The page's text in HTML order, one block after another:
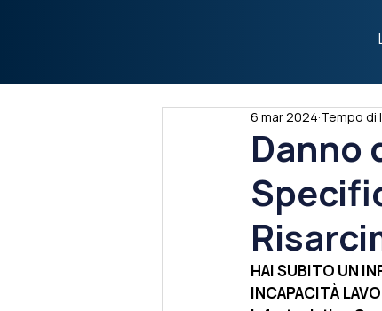
Danno
6 mar 2024 Tempo di
HAI SUBITO UN
INCAPACITÀ